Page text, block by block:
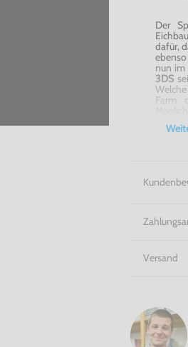
Der
dafür,
nun im
3DS
Farm
Das
Versand